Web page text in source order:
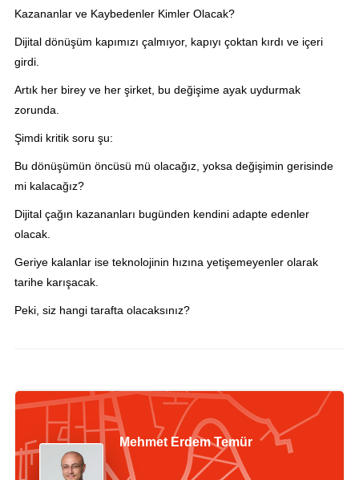
Kazananlar ve Kaybedenler Kimler Olacak?
Dijital dönüşüm kapımızı çalmıyor, kapıyı çoktan kırdı ve içeri
girdi.
Artık her birey ve her şirket, bu değişime ayak uydurmak
zorunda.
Şimdi kritik soru şu:
Bu dönüşümün öncüsü mü olacağız, yoksa değişimin gerisinde
mi kalacağız?
Dijital çağın kazananları bugünden kendini adapte edenler
olacak.
Geriye kalanlar ise teknolojinin hızına yetişemeyenler olarak
tarihe karışacak.
Peki, siz hangi tarafta olacaksınız?
Mehmet Erdem Temür